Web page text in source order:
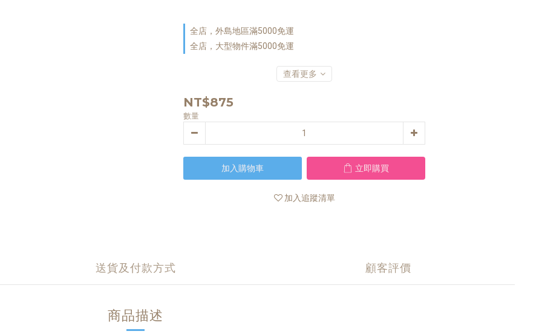
全店，外島地區滿5000免運
全店，大型物件滿5000免運
查看更多
NT$875
數量
加入購物車 立即購買
加入追蹤清單
送貨及付款方式 顧客評價
商品描述